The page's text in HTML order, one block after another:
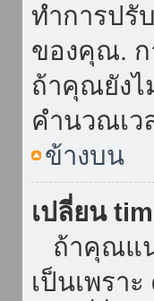
ทำการปรั
ของคุณ. ก
ถ้าคุณยัง
คำนวณเว
ข้างบน
เปลี่ยน
ถ้าคุณแน่
เป็นเพรา